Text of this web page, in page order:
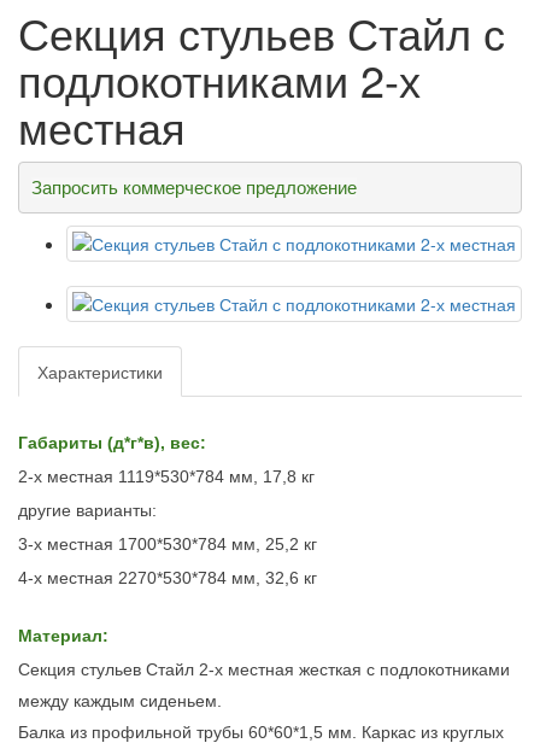
Секция стульев Стайл с
подлокотниками 2-х
местная
Запросить коммерческое предложение
Характеристики
Габариты (д*г*в), вес:
2-х местная 1119*530*784 мм, 17,8 кг
другие варианты:
3-х местная 1700*530*784 мм, 25,2 кг
4-х местная 2270*530*784 мм, 32,6 кг
Материал:
Секция стульев Стайл 2-х местная жесткая с подлокотниками
между каждым сиденьем.
Балка из профильной трубы 60*60*1,5 мм. Каркас из круглых